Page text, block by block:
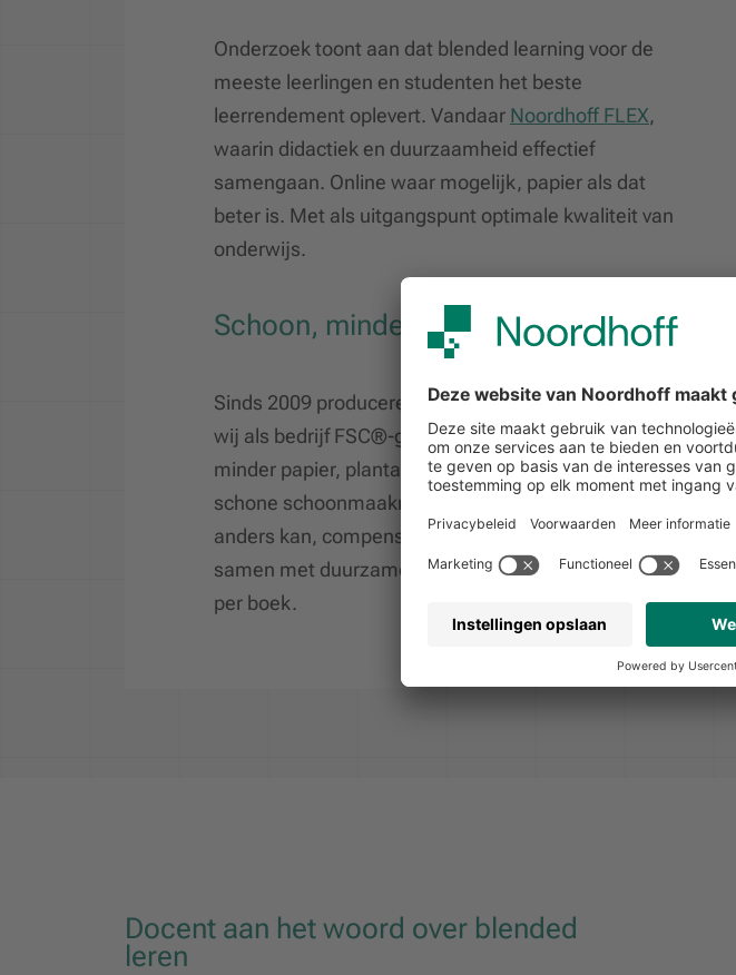
Onderzoek toont aan dat blended learning voor de
meeste leerlingen en studenten het beste
leerrendement oplevert. Vandaar Noordhoff FLEX,
waarin didactiek en duurzaamheid effectief
samengaan. Online waar mogelijk, papier als dat
beter is. Met als uitgangspunt optimale kwaliteit van
onderwijs.
Schoon, minder, beter
Sinds 2009 produceren wij CO2-neutraal. In 2013 zijn
wij als bedrijf FSC®-gecertificeerd. We gebruiken
minder papier, plantaardige inkt, wateroplosbare lijm,
schone schoonmaakmiddelen en meer. Wat niet
anders kan, compenseren we royaal. Zo realiseren we
samen met duurzame partners minimale CO2-uitstoot
per boek.
Docent aan het woord over blended
leren